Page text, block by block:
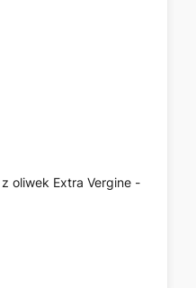
oliwek Extra Vergine -